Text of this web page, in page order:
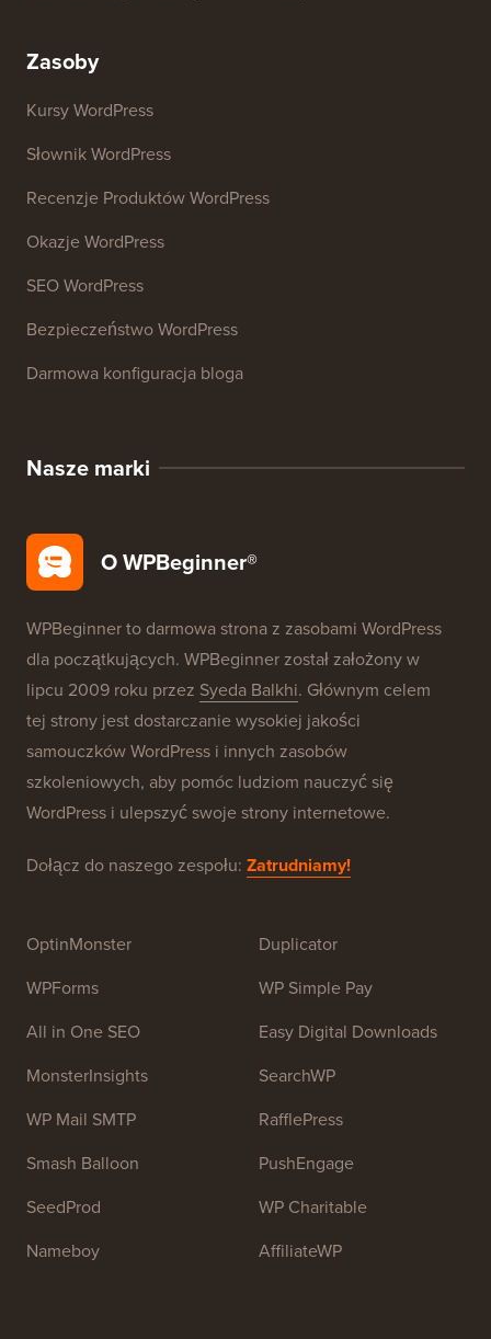
Zasoby
Kursy WordPress
Słownik WordPress
Recenzje Produktów WordPress
Okazje WordPress
SEO WordPress
Bezpieczeństwo WordPress
Darmowa konfiguracja bloga
Nasze marki
O WPBeginner®
WPBeginner to darmowa strona z zasobami WordPress
dla początkujących. WPBeginner został założony w
lipcu 2009 roku przez Syeda Balkhi. Głównym celem
tej strony jest dostarczanie wysokiej jakości
samouczków WordPress i innych zasobów
szkoleniowych, aby pomóc ludziom nauczyć się
WordPress i ulepszyć swoje strony internetowe.
Dołącz do naszego zespołu: Zatrudniamy!
OptinMonster
WPForms
All in One SEO
MonsterInsights
WP Mail SMTP
Smash Balloon
SeedProd
Nameboy
Duplicator
WP Simple Pay
Easy Digital Downloads
SearchWP
RafflePress
PushEngage
WP Charitable
AffiliateWP